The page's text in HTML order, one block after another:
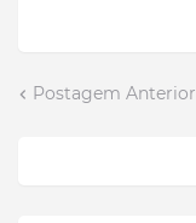
Postagem Anterior